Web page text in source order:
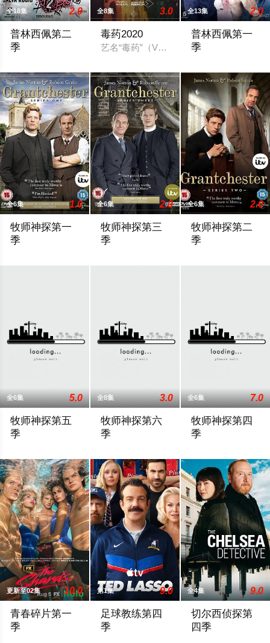
全18集 2.0
普林西佩第二
季
全8集 3.0
毒药2020
艺名“毒药”（Veneno）的克里斯蒂娜·奥
全13集 2.0
普林西佩第一
季
全6集 1.0
牧师神探第一
季
全6集 2.0
牧师神探第三
季
全6集 2.0
牧师神探第二
季
全6集 5.0
牧师神探第五
季
全8集 3.0
牧师神探第六
季
全6集 7.0
牧师神探第四
季
更新至02集 10.0
青春碎片第一
季
第1集 9.0
足球教练第四
季
全4集 9.0
切尔西侦探第
四季